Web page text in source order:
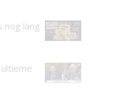
nog lang
ultieme